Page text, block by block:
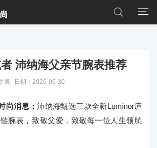


沛纳海父亲节腕表推荐
表 日期：2026-05-30
尚消息：沛纳海甄选三款全新Luminor庐
腕表，致敬父爱，致敬每一位人生领航